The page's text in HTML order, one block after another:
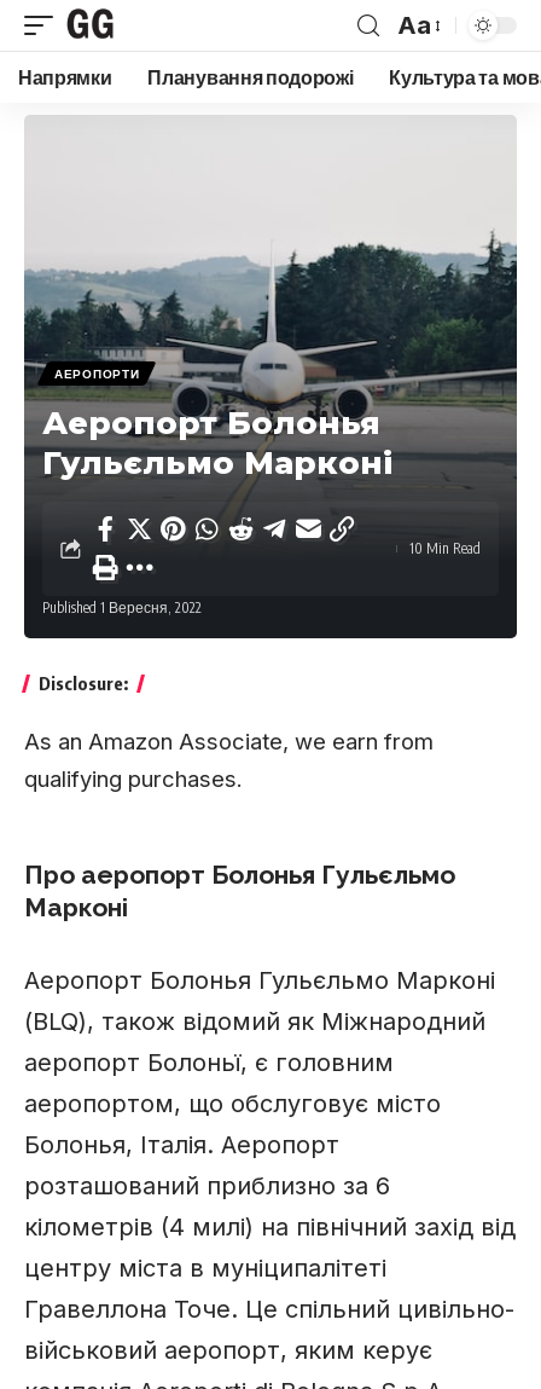
Font
Resizer
Aa
Напрямки Планування подорожі Культура та
АЕРОПОРТИ
Аеропорт Болонья
Гульєльмо Марконі
Published 1 Вересня, 2022
10 Min Read
Disclosure:
As an Amazon Associate, we earn from
qualifying purchases.
Про аеропорт Болонья Гульєльмо
Марконі
Аеропорт Болонья Гульєльмо Марконі
(BLQ), також відомий як Міжнародний
аеропорт Болоньї, є головним
аеропортом, що обслуговує місто
Болонья, Італія. Аеропорт
розташований приблизно за 6
кілометрів (4 милі) на північний захід від
центру міста в муніципалітеті
Гравеллона Точе. Це спільний цивільно-
військовий аеропорт, яким керує